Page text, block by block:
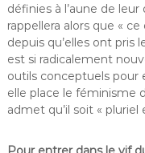
définies à l’aune de
rappellera alors que «
depuis qu’elles ont pris
est si radicalement
outils conceptuels pour
elle place le féminisme
admet qu’il soit «